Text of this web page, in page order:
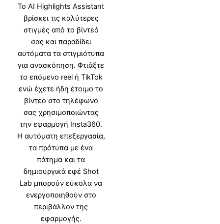
Το AI Highlights Assistant
βρίσκει τις καλύτερες
στιγμές από το βίντεό
σας και παραδίδει
αυτόματα τα στιγμιότυπα
για ανασκόπηση. Φτιάξτε
το επόμενο reel ή TikTok
ενώ έχετε ήδη έτοιμο το
βίντεο στο τηλέφωνό
σας χρησιμοποιώντας
την εφαρμογή Insta360.
Η αυτόματη επεξεργασία,
τα πρότυπα με ένα
πάτημα και τα
δημιουργικά εφέ Shot
Lab μπορούν εύκολα να
ενεργοποιηθούν στο
περιβάλλον της
εφαρμογής.